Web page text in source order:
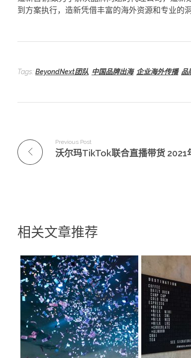
到方案执行，造新凭借丰富的海外资源和专业的
Tags: BeyondNext团队 中国品牌出海, 企业海外传播, 品
Previous Post
相关文章推荐